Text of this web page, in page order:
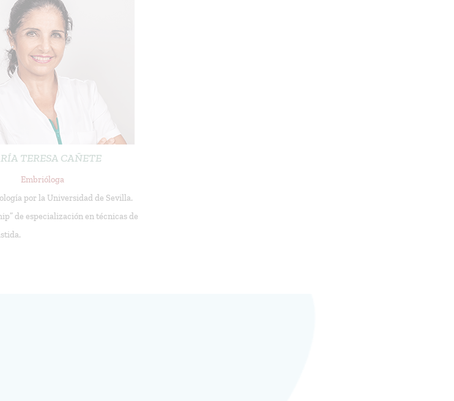
TERESA CAÑETE
Embrióloga
por la Universidad de Sevilla.
de especialización en técnicas de